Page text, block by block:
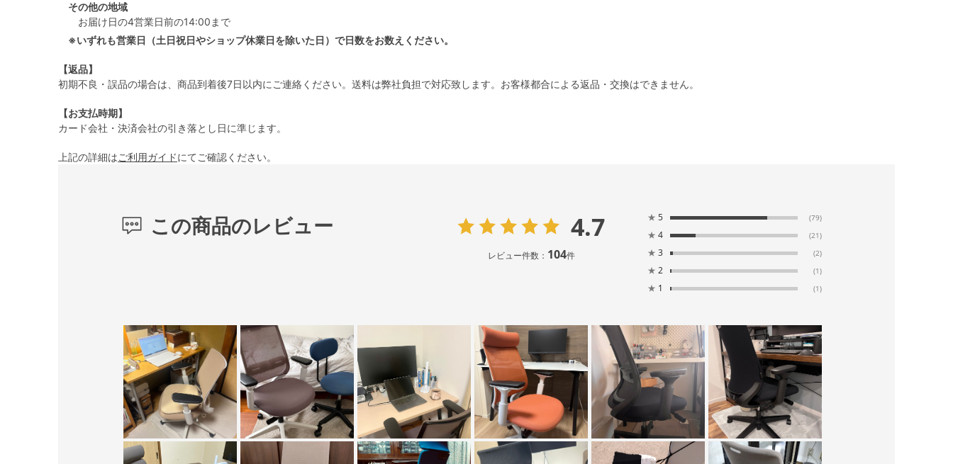
その他の地域
お届け日の4営業日前の14:00まで
※いずれも営業日（土日祝日やショップ休業日を除いた日）で日数をお数えください。
【返品】
初期不良・誤品の場合は、商品到着後7日以内にご連絡ください。送料は弊社負担で対応致します。お客様都合による返品・交換はできません。
【お支払時期】
カード会社・決済会社の引き落とし日に準じます。
上記の詳細はご利用ガイドにてご確認ください。
この商品のレビュー 4.7
レビュー件数： 104件
★ 5 (79)
★ 4 (21)
★ 3 (2)
★ 2 (1)
★ 1 (1)